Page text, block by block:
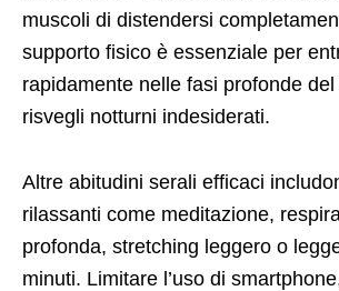
muscoli di distendersi
supporto fisico è essenziale per
rapidamente nelle fasi profonde
risvegli notturni indesiderati.
Altre abitudini serali efficaci
rilassanti come meditazione,
profonda, stretching leggero o
minuti. Limitare l’uso di